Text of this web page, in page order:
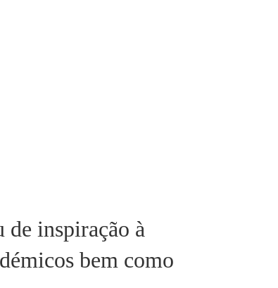
de inspiração à
bem como